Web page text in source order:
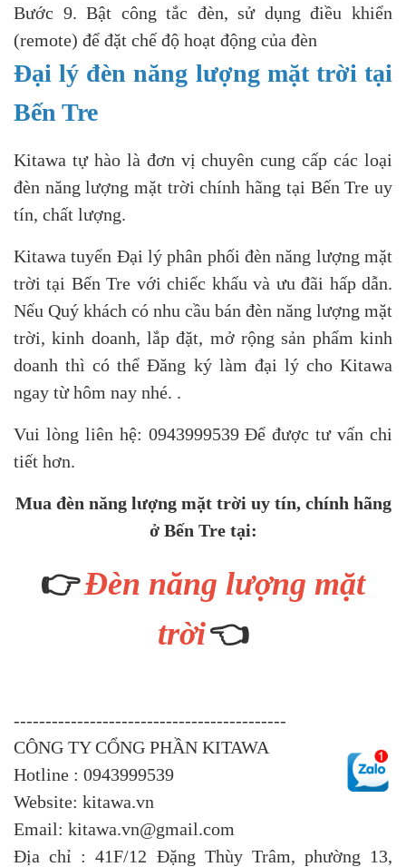
Bước 9. Bật công tắc đèn, sử dụng điều khiển
(remote) để đặt chế độ hoạt động của đèn
Đại lý đèn năng lượng mặt trời tại
Bến Tre
Kitawa tự hào là đơn vị chuyên cung cấp các loại
đèn năng lượng mặt trời chính hãng tại Bến Tre uy
tín, chất lượng.
Kitawa tuyển Đại lý phân phối đèn năng lượng mặt
trời tại Bến Tre với chiếc khấu và ưu đãi hấp dẫn.
Nếu Quý khách có nhu cầu bán đèn năng lượng mặt
trời, kinh doanh, lắp đặt, mở rộng sản phẩm kinh
doanh thì có thể Đăng ký làm đại lý cho Kitawa
ngay từ hôm nay nhé. .
Vui lòng liên hệ: 0943999539 Để được tư vấn chi
tiết hơn.
Mua đèn năng lượng mặt trời uy tín, chính hãng
ở Bến Tre tại:
👉Đèn năng lượng mặt
trời👈
-------------------------------------------
CÔNG TY CỔNG PHẦN KITAWA
Hotline : 0943999539
Website: kitawa.vn
Email: kitawa.vn@gmail.com
Địa chỉ : 41F/12 Đặng Thùy Trâm, phường 13,